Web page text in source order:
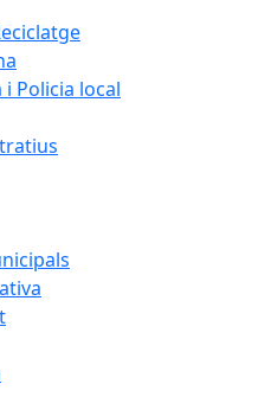
Policia local